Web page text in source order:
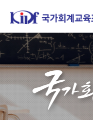
홈페이지가 새롭게
한국조세재정연구